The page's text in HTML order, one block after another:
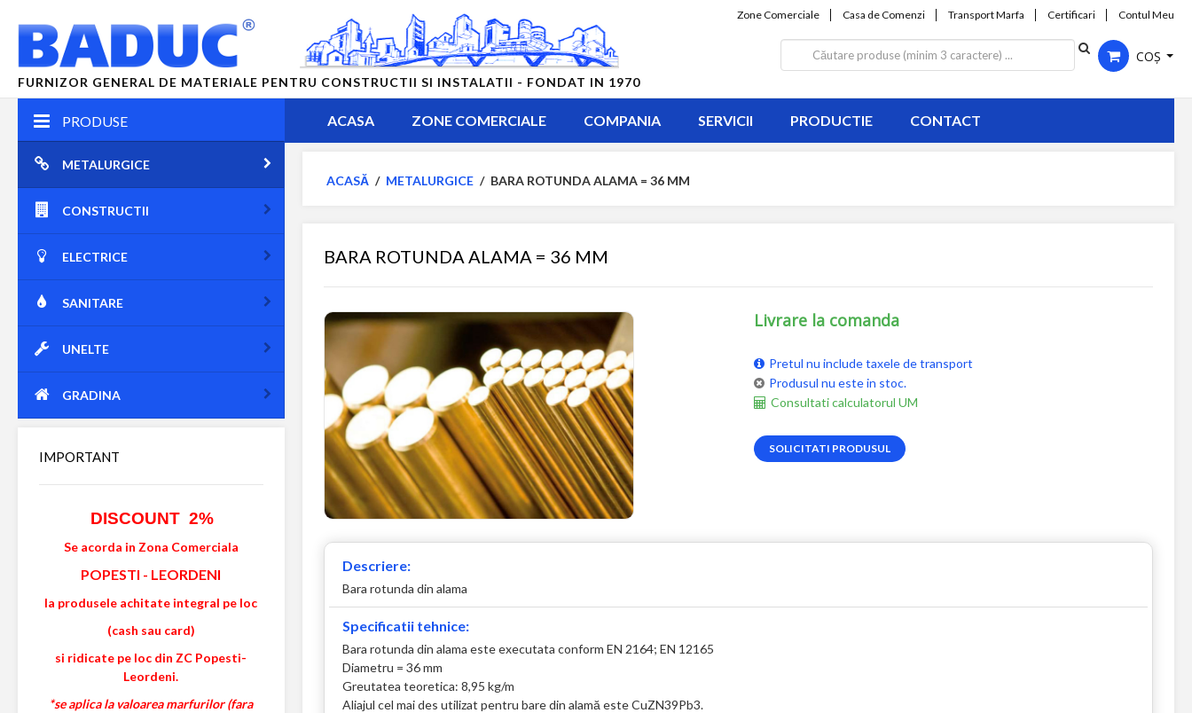
FURNIZOR GENERAL DE MATERIALE PENTRU CONSTRUCTII SI INSTALATII - FONDAT IN 1970
Zone Comerciale Casa de Comenzi Transport Marfa Certificari Contul Meu
COȘ
PRODUSE
METALURGICE
CONSTRUCTII
ELECTRICE
SANITARE
UNELTE
GRADINA
IMPORTANT
DISCOUNT 2%
Se acorda in Zona Comerciala
POPESTI - LEORDENI
la produsele achitate integral pe loc
(cash sau card)
si ridicate pe loc din ZC Popesti-
Leordeni.
*se aplica la valoarea marfurilor (fara
ACASA ZONE COMERCIALE COMPANIA SERVICII PRODUCTIE CONTACT
ACASĂ / METALURGICE / BARA ROTUNDA ALAMA = 36 MM
BARA ROTUNDA ALAMA = 36 MM
Livrare la comanda
Pretul nu include taxele de transport
Produsul nu este in stoc.
Consultati calculatorul UM
SOLICITATI PRODUSUL
Descriere:
Bara rotunda din alama
Specificatii tehnice:
Bara rotunda din alama este executata conform EN 2164; EN 12165
Diametru = 36 mm
Greutatea teoretica: 8,95 kg/m
Aliajul cel mai des utilizat pentru bare din alamă este CuZN39Pb3.